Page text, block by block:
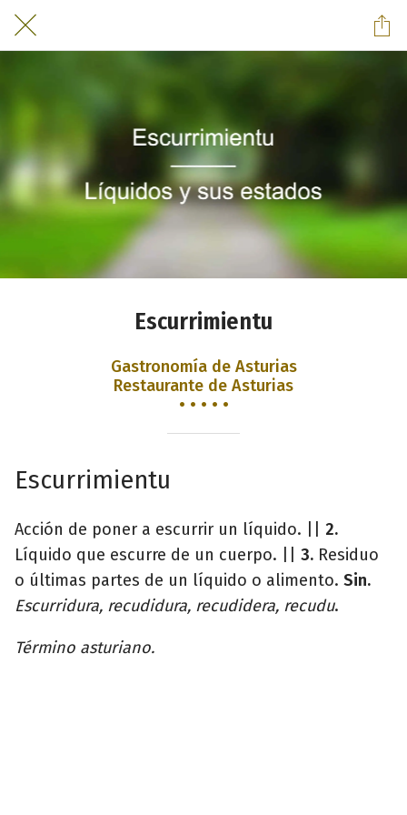
Escurrimientu
Gastronomía de Asturias
Restaurante de Asturias
• • • • •
Escurrimientu
Acción de poner a escurrir un líquido. || 2.
Líquido que escurre de un cuerpo. || 3. Residuo
o últimas partes de un líquido o alimento. Sin.
Escurridura, recudidura, recudidera, recudu.
Término asturiano.